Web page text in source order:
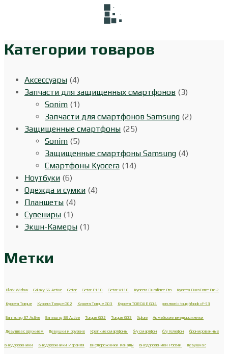
Категории товаров
Аксессуары (4)
Запчасти для защищенных смартфонов (3)
Sonim (1)
Запчасти для смартфонов Samsung (2)
Защищенные смартфоны (25)
Sonim (5)
Защищенные смартфоны Samsung (4)
Смартфоны Kyocera (14)
Ноутбуки (6)
Одежда и сумки (4)
Планшеты (4)
Сувениры (1)
Экшн-Камеры (1)
Метки
Black Widow Galaxy S6 Active Getac Getac F110 Getac V110 Kyocera Duraforce Pro Kyocera DuraForce Pro 2
Kyocera Torque Kyocera Torque G02 Kyocera Torque G03 Kyocera TORQUE G04 panasonic toughbook cf-53
Samsung S7 Active Samsung S8 Active Torque G02 Torque G03 Xplore Армейские внедорожники
Девушка с оружием Девушки и оружие Крепкие смартфоны б/у смартфон б/у телефон бронированные
внедорожники внедорожники Израиля внедорожники Канады внедорожники России девушка с